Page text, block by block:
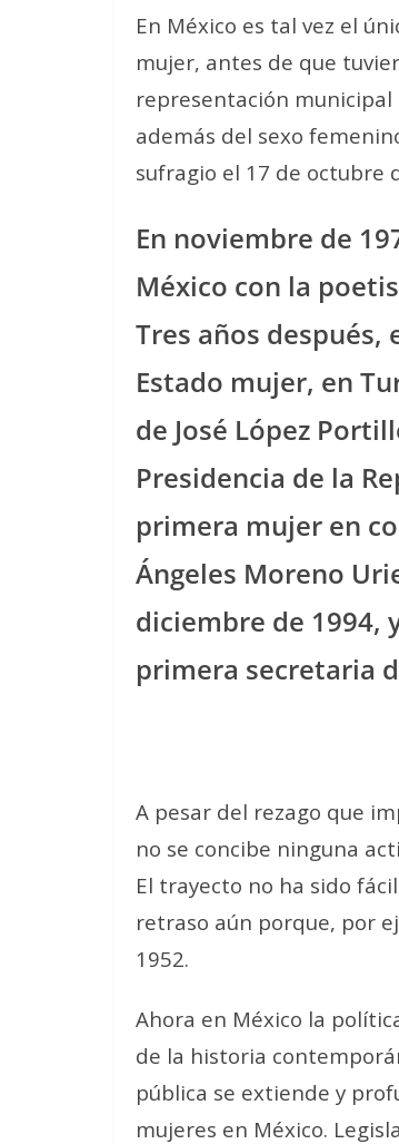
En México es tal vez el
mujer, antes de que
representación municipal
además del sexo
sufragio el 17 de octubre
En noviembre de
México con la
Tres años después,
Estado mujer, en
de José López
Presidencia de la
primera mujer en
Ángeles Moreno
diciembre de 1994,
primera secretaria
A pesar del rezago que
no se concibe ninguna
El trayecto no ha sido
retraso aún porque, por
1952.
Ahora en México la
de la historia
pública se extiende y
mujeres en México.